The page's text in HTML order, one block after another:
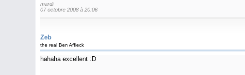
mardi
07 octobre 2008 à 20:06
Zeb
the real Ben Affleck
hahaha excellent :D